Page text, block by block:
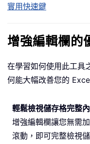
實用快速鍵
增強編輯欄的
在學習如何使用此工具
何能大幅改善您的
輕鬆檢視儲存格完整
增強編輯欄讓您無需
滾動，即可完整檢視